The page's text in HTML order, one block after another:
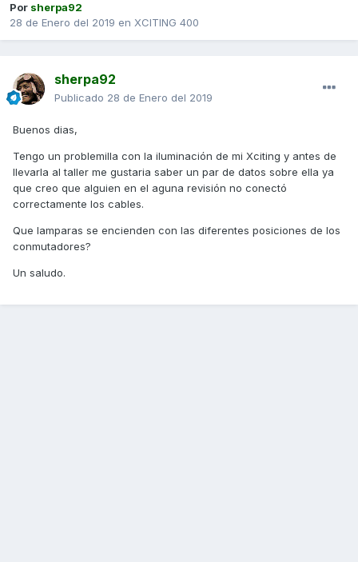
Por sherpa92
28 de Enero del 2019 en XCITING 400
sherpa92
Publicado 28 de Enero del 2019
Buenos dias,
Tengo un problemilla con la iluminación de mi Xciting y antes de
llevarla al taller me gustaria saber un par de datos sobre ella ya
que creo que alguien en el aguna revisión no conectó
correctamente los cables.
Que lamparas se encienden con las diferentes posiciones de los
conmutadores?
Un saludo.